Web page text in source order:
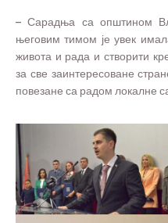
– Сарадња са општином
његовим тимом је увек
живота и рада и створити
за све заинтересоване
повезане са радом локалне